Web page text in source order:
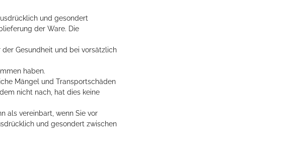
und gesondert
der Ware. Die
Gesundheit und bei vorsätzlich
haben.
Mängel und Transportschäden
nicht nach, hat dies keine
als vereinbart, wenn Sie vor
und gesondert zwischen